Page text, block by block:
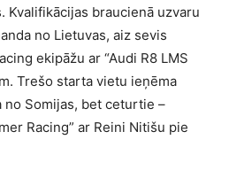
Kvalifikācijas braucienā uzvaru
no Lietuvas, aiz sevis
ekipāžu ar “Audi R8 LMS
Trešo starta vietu ieņēma
no Somijas, bet ceturtie –
Racing” ar Reini Nitišu pie